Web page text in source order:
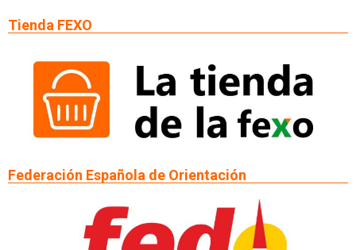
Tienda FEXO
Federación Española de Orientación